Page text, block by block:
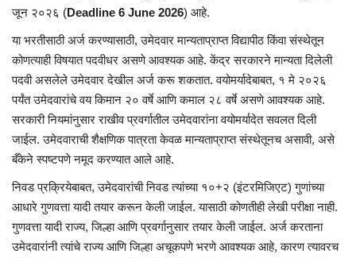
जून २०२६ (Deadline 6 June 2026) आहे.
या भरतीसाठी अर्ज करण्यासाठी, उमेदवार मान्यताप्राप्त विद्यापीठ किंवा संस्थेतून
कोणत्याही विषयात पदवीधर असणे आवश्यक आहे. केंद्र सरकारने मान्यता दिलेली
पदवी असलेले उमेदवार देखील अर्ज करू शकतात. वयोमर्यादेबाबत, १ मे २०२६
पर्यंत उमेदवारांचे वय किमान २० वर्षे आणि कमाल २८ वर्षे असणे आवश्यक आहे.
सरकारी नियमांनुसार राखीव प्रवर्गातील उमेदवारांना वयोमर्यादेत सवलत दिली
जाईल. उमेदवाराची शैक्षणिक पात्रता केवळ मान्यताप्राप्त संस्थेतूनच असावी, असे
बँकेने स्पष्टपणे नमूद करण्यात आले आहे.
निवड प्रक्रियेबाबत, उमेदवारांची निवड त्यांच्या १०+२ (इंटरमिजिएट) गुणांच्या
आधारे गुणवत्ता यादी तयार करून केली जाईल. यासाठी कोणतीही लेखी परीक्षा नाही.
गुणवत्ता यादी राज्य, जिल्हा आणि प्रवर्गानुसार तयार केली जाईल. अर्ज करताना
उमेदवारांनी त्यांचे राज्य आणि जिल्हा अचूकपणे भरणे आवश्यक आहे, कारण त्यावरच